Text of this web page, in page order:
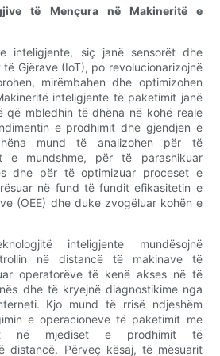
të Mençura në Makineritë e
inteligjente, siç janë sensorët dhe
Gjërave (IoT), po revolucionarizojnë
mirëmbahen dhe optimizohen
inteligjente të paketimit janë
që mbledhin të dhëna në kohë reale
e prodhimit dhe gjendjen e
mund të analizohen për të
e mundshme, për të parashikuar
dhe për të optimizuar proceset e
në fund të fundit efikasitetin e
(OEE) dhe duke zvogëluar kohën e
inteligjente mundësojnë
në distancë të makinave të
operatorëve të kenë akses në të
dhe të kryejnë diagnostikime nga
Kjo mund të rrisë ndjeshëm
e operacioneve të paketimit me
në mjediset e prodhimit të
distancë. Përveç kësaj, të mësuarit